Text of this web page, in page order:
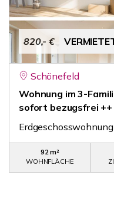
820,- €
Schönefeld
Wohnung im 3-
sofort bezugsfrei ++
Erdgeschosswohnung
92 m²
WOHNFLÄCHE